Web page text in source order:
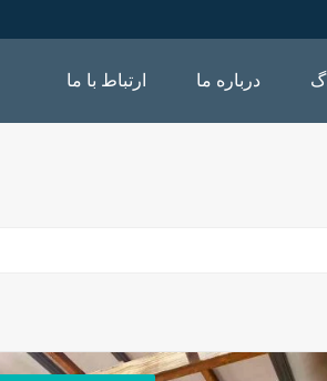
درباره ما ارتباط با ما